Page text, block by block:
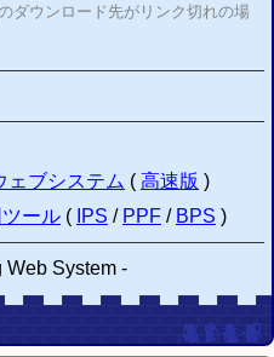
ダウンロード先がリンク切れの場
ェブシステム ( 高速版 )
ール ( IPS / PPF / BPS )
Web System-